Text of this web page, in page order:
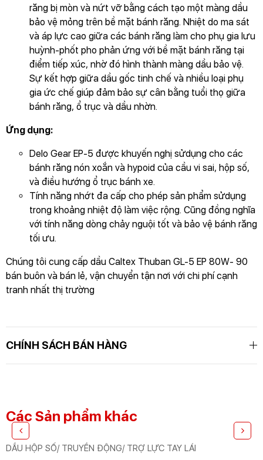
răng bị mòn và nứt vỡ bằng cách tạo một màng dầu
bảo vệ mỏng trên bề mặt bánh răng. Nhiệt do ma sát
và áp lực cao giữa các bánh răng làm cho phụ gia lưu
huỳnh-phốt pho phản ứng với bề mặt bánh răng tại
điểm tiếp xúc, nhờ đó hình thành màng dầu bảo vệ.
Sự kết hợp giữa dầu gốc tinh chế và nhiều loại phụ
gia ức chế giúp đảm bảo sự cân bằng tuổi thọ giữa
bánh răng, ổ trục và dầu nhờn.
Ứng dụng:
Delo Gear EP-5 được khuyến nghị sửdụng cho các
bánh răng nón xoắn và hypoid của cầu vi sai, hộp số,
và điều hướng ổ trục bánh xe.
Tính năng nhớt đa cấp cho phép sản phẩm sửdụng
trong khoảng nhiệt độ làm việc rộng. Cũng đồng nghĩa
với tính năng dòng chảy nguội tốt và bảo vệ bánh răng
tối ưu.
Chúng tôi cung cấp dầu Caltex Thuban GL-5 EP 80W- 90
bán buôn và bán lẻ, vận chuyển tận nơi với chi phí cạnh
tranh nhất thị trường
CHÍNH SÁCH BÁN HÀNG
GỬI THÔNG TIN ĐỂ CHÚNG TÔI TƯ VẤN
CHO BẠN
Các Sản phẩm khác
DẦU HỘP SỐ/ TRUYỀN ĐỘNG/ TRỢ LỰC TAY LÁI